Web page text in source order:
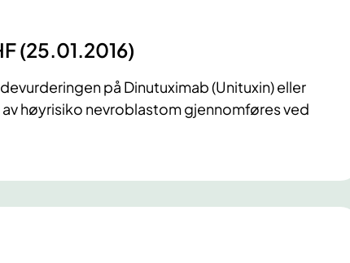
(25.01.2016)
på Dinutuximab (Unituxin) eller
høyrisiko nevroblastom gjennomføres ved